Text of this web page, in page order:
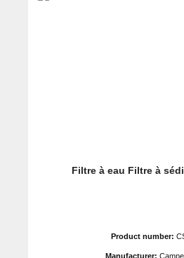
Filtre à eau Filtre à
Product number:
Manufacturer: